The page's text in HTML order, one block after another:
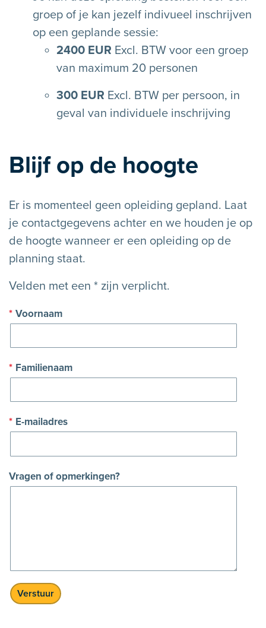
groep of je kan jezelf indivueel inschrijven
op een geplande sessie:
2400 EUR Excl. BTW voor een groep
van maximum 20 personen
300 EUR Excl. BTW per persoon, in
geval van individuele inschrijving
Blijf op de hoogte
Er is momenteel geen opleiding gepland. Laat
je contactgegevens achter en we houden je op
de hoogte wanneer er een opleiding op de
planning staat.
Velden met een * zijn verplicht.
* Voornaam
* Familienaam
* E-mailadres
Vragen of opmerkingen?
Verstuur